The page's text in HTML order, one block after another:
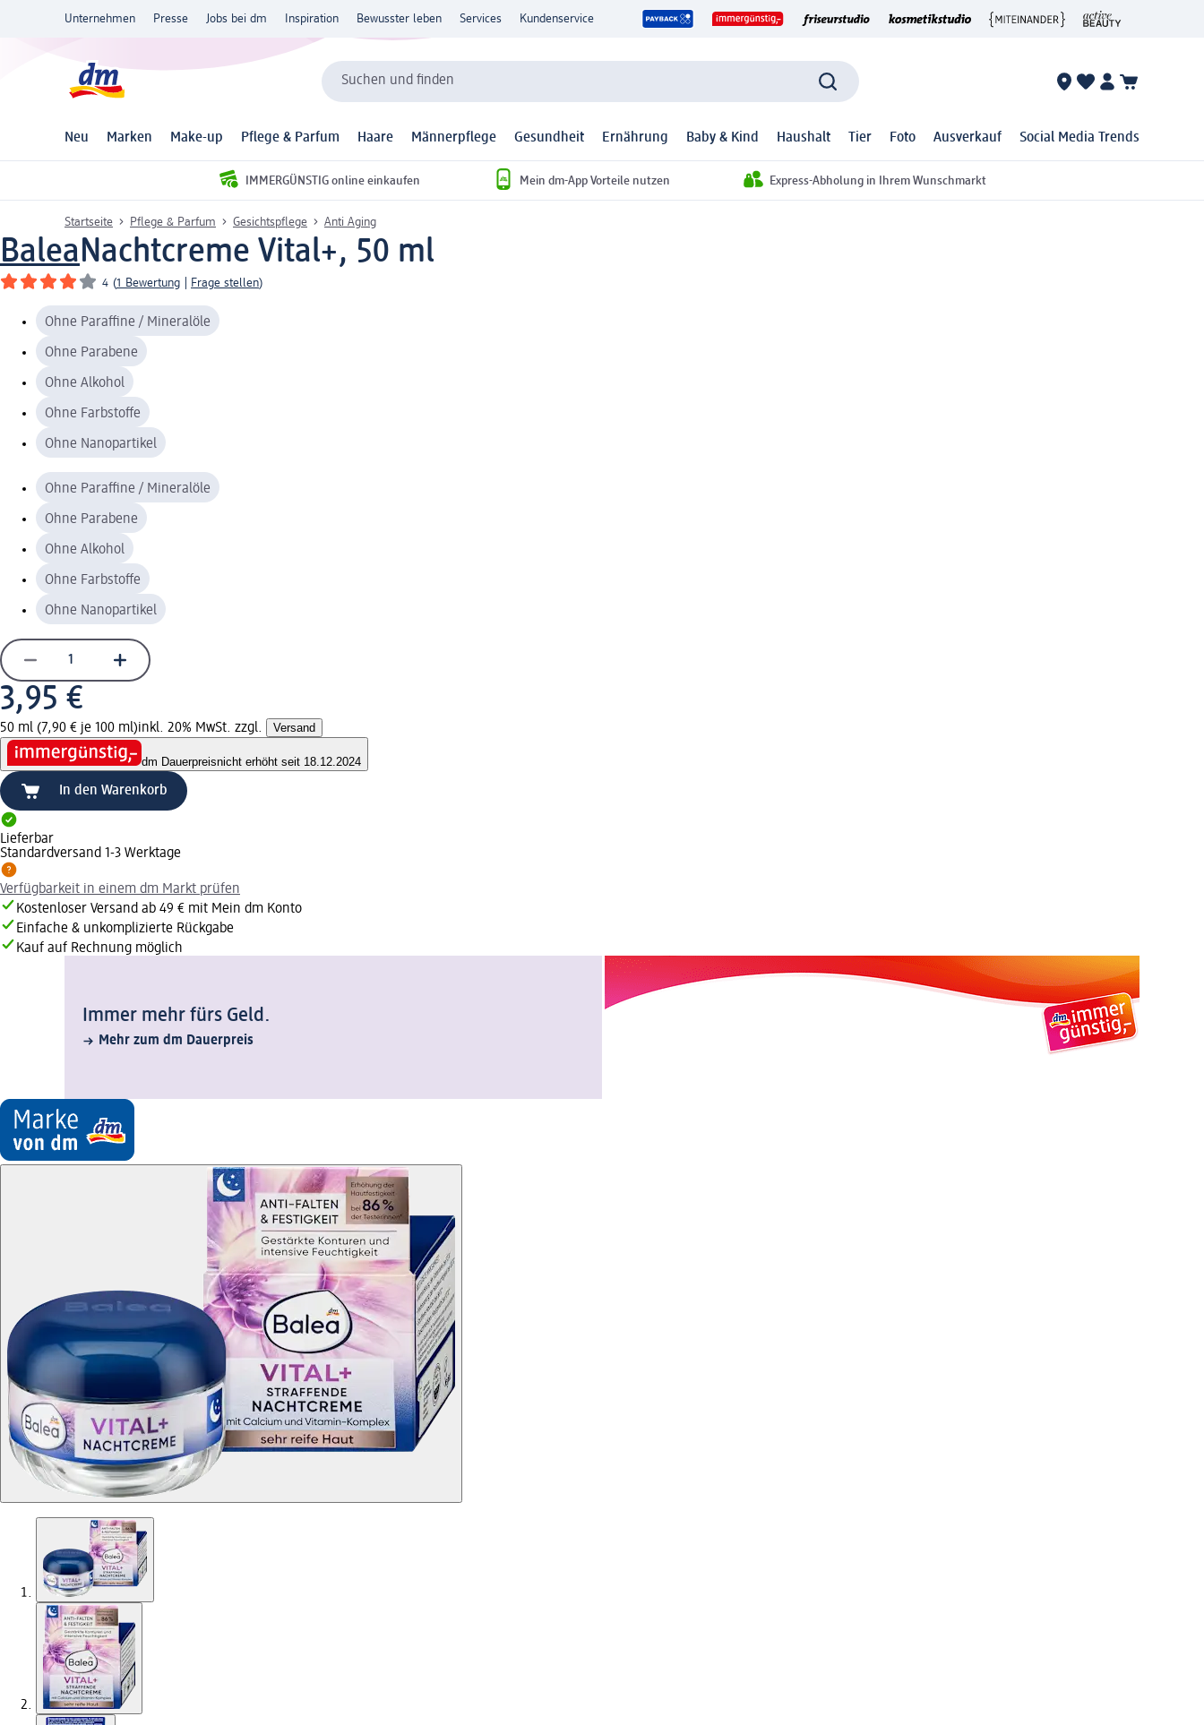
Unternehmen Presse Jobs bei dm Inspiration Bewusster leben Services Kundenservice
Suchen und finden
Neu Marken Make-up Pflege & Parfum Haare Männerpflege Gesundheit Ernährung Baby & Kind Haushalt Tier Foto Ausverkauf Social Media Trends
IMMERGÜNSTIG online einkaufen Mein dm-App Vorteile nutzen Express-Abholung in Ihrem Wunschmarkt
Startseite Pflege & Parfum Gesichtspflege Anti Aging
BaleaNachtcreme Vital+, 50 ml
4 (1 Bewertung Frage stellen)
Ohne Paraffine / Mineralöle
Ohne Parabene
Ohne Alkohol
Ohne Farbstoffe
Ohne Nanopartikel
Ohne Paraffine / Mineralöle
Ohne Parabene
Ohne Alkohol
Ohne Farbstoffe
Ohne Nanopartikel
3,95 €
50 ml (7,90 € je 100 ml)inkl. 20% MwSt. zzgl. Versand
dm Dauerpreisnicht erhöht seit 18.12.2024
In den Warenkorb
Lieferbar
Standardversand 1-3 Werktage
Verfügbarkeit in einem dm Markt prüfen
Kostenloser Versand ab 49 € mit Mein dm Konto
Einfache & unkomplizierte Rückgabe
Kauf auf Rechnung möglich
Immer mehr fürs Geld.
Mehr zum dm Dauerpreis